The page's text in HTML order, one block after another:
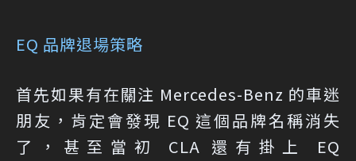
EQ 品牌退場策略
首先如果有在關注 Mercedes-Benz 的車迷
朋友，肯定會發現 EQ 這個品牌名稱消失
了，甚至當初 CLA 還有掛上 EQ